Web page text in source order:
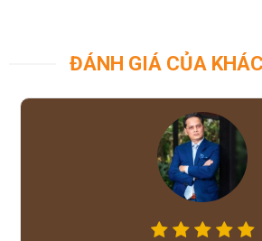
ĐÁNH GIÁ CỦA